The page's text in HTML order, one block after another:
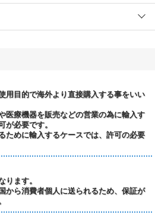
用目的で海外より直接購入する事をいい
医療機器を販売などの営業の為に輸入す
が必要です。
ために輸入するケースでは、許可の必要
ります。
から消費者個人に送られるため、保証が